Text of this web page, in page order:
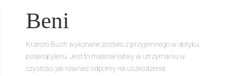
Beni
Krzesło Bush wykonane zostało z przyjemnego w dotyku
polipropylenu. Jest to materiał łatwy w utrzymaniu w
czystości jak również odporny na uszkodzenia